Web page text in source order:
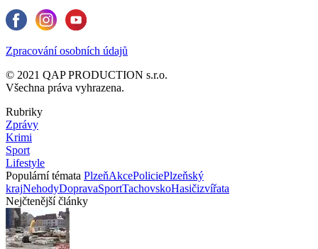
Zpracování osobních údajů
© 2021 QAP PRODUCTION s.r.o.
Všechna práva vyhrazena.
Rubriky
Zprávy
Krimi
Sport
Lifestyle
Populární témata PlzeňAkcePoliciePlzeňský
krajNehodyDopravaSportTachovskoHasičizvířata
Nejčtenější články